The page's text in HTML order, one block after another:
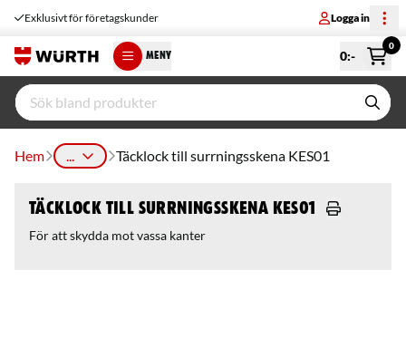
Exklusivt för företagskunder Logga in
MENY 0:-
0
Hem ... Täcklock till surrningsskena KES01
Täcklock till surrningsskena KES01
För att skydda mot vassa kanter